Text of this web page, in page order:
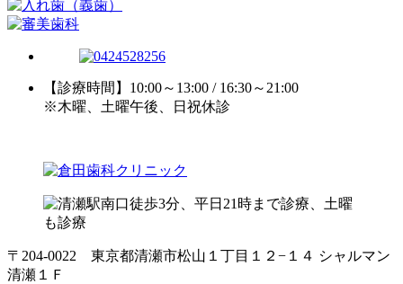
【診療時間】10:00～13:00 / 16:30～21:00
※木曜、土曜午後、日祝休診
〒204-0022 東京都清瀬市松山１丁目１２−１４ シャルマン
清瀬１Ｆ